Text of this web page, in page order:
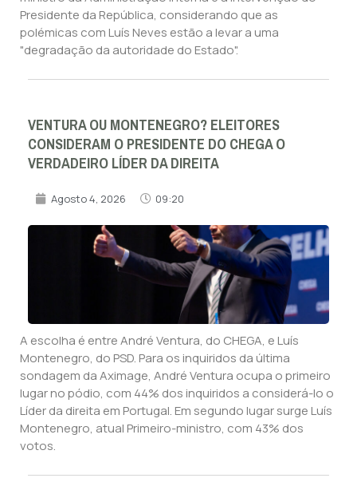
Presidente da República, considerando que as
polémicas com Luís Neves estão a levar a uma
"degradação da autoridade do Estado".
VENTURA OU MONTENEGRO? ELEITORES
CONSIDERAM O PRESIDENTE DO CHEGA O
VERDADEIRO LÍDER DA DIREITA
Agosto 4, 2026 09:20
A escolha é entre André Ventura, do CHEGA, e Luís
Montenegro, do PSD. Para os inquiridos da última
sondagem da Aximage, André Ventura ocupa o primeiro
lugar no pódio, com 44% dos inquiridos a considerá-lo o
Líder da direita em Portugal. Em segundo lugar surge Luís
Montenegro, atual Primeiro-ministro, com 43% dos
votos.